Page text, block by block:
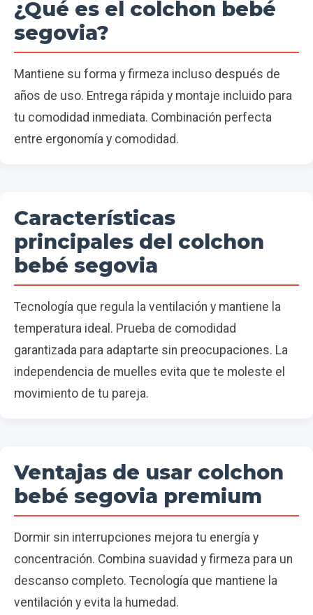
¿Qué es el colchon bebé
segovia?
Mantiene su forma y firmeza incluso después de
años de uso. Entrega rápida y montaje incluido para
tu comodidad inmediata. Combinación perfecta
entre ergonomía y comodidad.
Características
principales del colchon
bebé segovia
Tecnología que regula la ventilación y mantiene la
temperatura ideal. Prueba de comodidad
garantizada para adaptarte sin preocupaciones. La
independencia de muelles evita que te moleste el
movimiento de tu pareja.
Ventajas de usar colchon
bebé segovia premium
Dormir sin interrupciones mejora tu energía y
concentración. Combina suavidad y firmeza para un
descanso completo. Tecnología que mantiene la
ventilación y evita la humedad.